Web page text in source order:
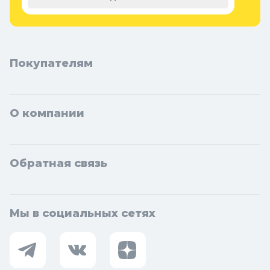
Чехов, Клин, Ивантеевка, Лобня, Дубна, Егорьевск, Наро-
Фоминск, Дмитров, Лыткарино, Павловский Посад, Ступино,
Покупателям
О компании
Обратная связь
Мы в социальных сетях